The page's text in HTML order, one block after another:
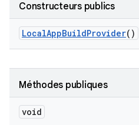
Constructeurs publics
LocalAppBuildProvider()
Méthodes publiques
void